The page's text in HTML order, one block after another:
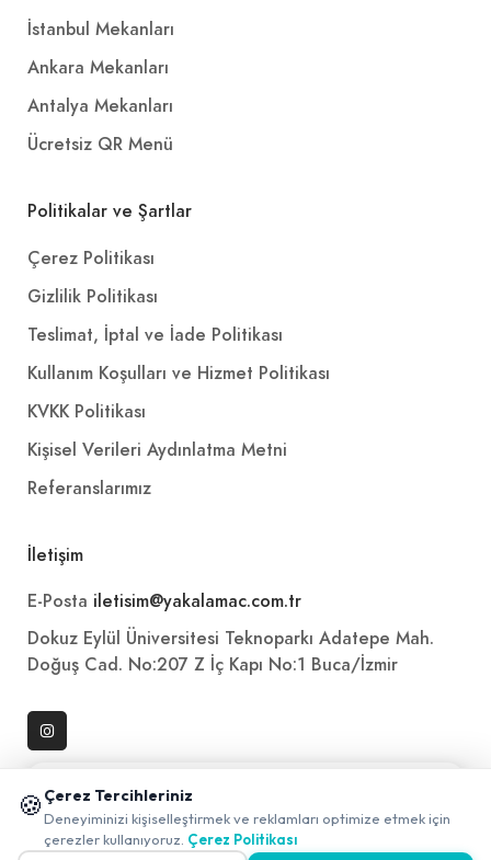
İstanbul Mekanları
Ankara Mekanları
Antalya Mekanları
Ücretsiz QR Menü
Politikalar ve Şartlar
Çerez Politikası
Gizlilik Politikası
Teslimat, İptal ve İade Politikası
Kullanım Koşulları ve Hizmet Politikası
KVKK Politikası
Kişisel Verileri Aydınlatma Metni
Referanslarımız
İletişim
E-Posta iletisim@yakalamac.com.tr
Dokuz Eylül Üniversitesi Teknoparkı Adatepe Mah.
Doğuş Cad. No:207 Z İç Kapı No:1 Buca/İzmir
🍪 Çerez Tercihleriniz
Deneyiminizi kişiselleştirmek ve reklamları optimize etmek için
çerezler kullanıyoruz. Çerez Politikası
📱 Mobil uygulamamızı keşfedin!
✖